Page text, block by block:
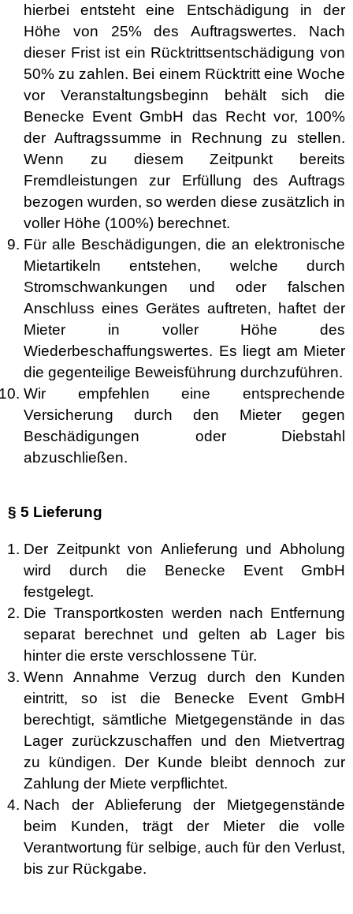
hierbei entsteht eine Entschädigung in der
Höhe von 25% des Auftragswertes. Nach
dieser Frist ist ein Rücktrittsentschädigung von
50% zu zahlen. Bei einem Rücktritt eine Woche
vor Veranstaltungsbeginn behält sich die
Benecke Event GmbH das Recht vor, 100%
der Auftragssumme in Rechnung zu stellen.
Wenn zu diesem Zeitpunkt bereits
Fremdleistungen zur Erfüllung des Auftrags
bezogen wurden, so werden diese zusätzlich in
voller Höhe (100%) berechnet.
Für alle Beschädigungen, die an elektronische
Mietartikeln entstehen, welche durch
Stromschwankungen und oder falschen
Anschluss eines Gerätes auftreten, haftet der
Mieter in voller Höhe des
Wiederbeschaffungswertes. Es liegt am Mieter
die gegenteilige Beweisführung durchzuführen.
Wir empfehlen eine entsprechende
Versicherung durch den Mieter gegen
Beschädigungen oder Diebstahl
abzuschließen.
§ 5 Lieferung
Der Zeitpunkt von Anlieferung und Abholung
wird durch die Benecke Event GmbH
festgelegt.
Die Transportkosten werden nach Entfernung
separat berechnet und gelten ab Lager bis
hinter die erste verschlossene Tür.
Wenn Annahme Verzug durch den Kunden
eintritt, so ist die Benecke Event GmbH
berechtigt, sämtliche Mietgegenstände in das
Lager zurückzuschaffen und den Mietvertrag
zu kündigen. Der Kunde bleibt dennoch zur
Zahlung der Miete verpflichtet.
Nach der Ablieferung der Mietgegenstände
beim Kunden, trägt der Mieter die volle
Verantwortung für selbige, auch für den Verlust,
bis zur Rückgabe.